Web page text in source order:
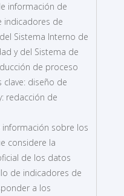
información de
indicadores de
Sistema Interno de
y del Sistema de
de proceso
diseño de
redacción de
sobre los
considere la
de los datos
de indicadores de
a los